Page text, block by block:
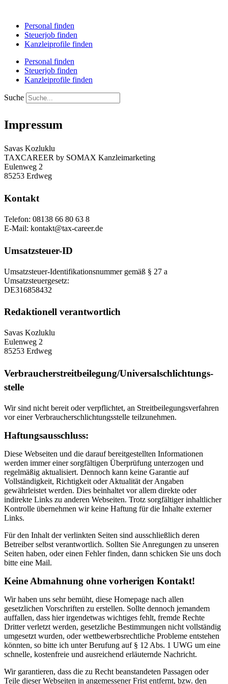
Personal finden
Steuerjob finden
Kanzleiprofile finden
Personal finden
Steuerjob finden
Kanzleiprofile finden
Suche
Impressum
Savas Kozluklu
TAXCAREER by SOMAX Kanzleimarketing
Eulenweg 2
85253 Erdweg
Kontakt
Telefon: 08138 66 80 63 8
E-Mail: kontakt@tax-career.de
Umsatzsteuer-ID
Umsatzsteuer-Identifikationsnummer gemäß § 27 a
Umsatzsteuergesetz:
DE316858432
Redaktionell verantwortlich
Savas Kozluklu
Eulenweg 2
85253 Erdweg
Verbraucher­streit­beilegung/Universal­schlichtungs­
stelle
Wir sind nicht bereit oder verpflichtet, an Streitbeilegungsverfahren
vor einer Verbraucherschlichtungsstelle teilzunehmen.
Haftungsausschluss:
Diese Webseiten und die darauf bereitgestellten Informationen
werden immer einer sorgfältigen Überprüfung unterzogen und
regelmäßig aktualisiert. Dennoch kann keine Garantie auf
Vollständigkeit, Richtigkeit oder Aktualität der Angaben
gewährleistet werden. Dies beinhaltet vor allem direkte oder
indirekte Links zu anderen Webseiten. Trotz sorgfältiger inhaltlicher
Kontrolle übernehmen wir keine Haftung für die Inhalte externer
Links.
Für den Inhalt der verlinkten Seiten sind ausschließlich deren
Betreiber selbst verantwortlich. Sollten Sie Anregungen zu unseren
Seiten haben, oder einen Fehler finden, dann schicken Sie uns doch
bitte eine Mail.
Keine Abmahnung ohne vorherigen Kontakt!
Wir haben uns sehr bemüht, diese Homepage nach allen
gesetzlichen Vorschriften zu erstellen. Sollte dennoch jemandem
auffallen, dass hier irgendetwas wichtiges fehlt, fremde Rechte
Dritter verletzt werden, gesetzliche Bestimmungen nicht vollständig
umgesetzt wurden, oder wettbewerbsrechtliche Probleme entstehen
könnten, so bitte ich unter Berufung auf § 12 Abs. 1 UWG um eine
schnelle, kostenfreie und ausreichend erläuternde Nachricht.
Wir garantieren, dass die zu Recht beanstandeten Passagen oder
Teile dieser Webseiten in angemessener Frist entfernt, bzw. den